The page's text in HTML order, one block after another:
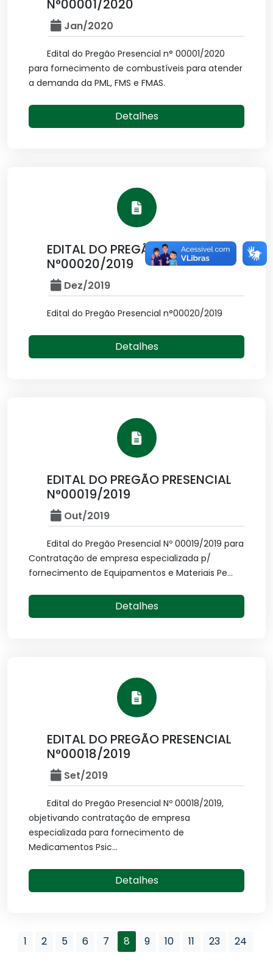
N°00001/2020
Jan/2020
Edital do Pregão Presencial n° 00001/2020
para fornecimento de combustíveis para atender
a demanda da PML, FMS e FMAS.
Detalhes
EDITAL DO PREGÃO PRESENCIAL
N°00020/2019
Dez/2019
Edital do Pregão Presencial n°00020/2019
Detalhes
EDITAL DO PREGÃO PRESENCIAL
N°00019/2019
Out/2019
Edital do Pregão Presencial Nº 00019/2019 para
Contratação de empresa especializada p/
fornecimento de Equipamentos e Materiais Pe...
Detalhes
EDITAL DO PREGÃO PRESENCIAL
N°00018/2019
Set/2019
Edital do Pregão Presencial Nº 00018/2019,
objetivando contratação de empresa
especializada para fornecimento de
Medicamentos Psic...
Detalhes
1 2 5 6 7 8 9 10 11 23 24